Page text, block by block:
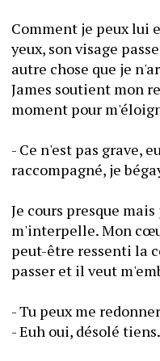
Comment je peux lui
yeux, son visage
autre chose que je
James soutient mon
moment pour
- Ce n'est pas grave,
raccompagné, je
Je cours presque
m'interpelle. Mon
peut-être ressenti la
passer et il veut
- Tu peux me
- Euh oui, désolé tiens.